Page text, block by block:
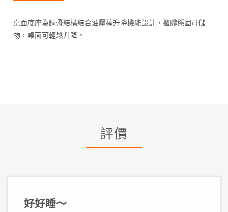
桌面底座為鋼骨結構結合油壓棒升降機能設計，櫃體穩固可儲
物，桌面可輕鬆升降。
評價
好好睡～